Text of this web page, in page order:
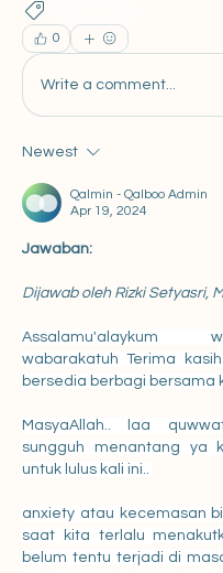
0
Write a comment...
Newest
Qalmin - Qalboo Admin
Apr 19, 2024
Jawaban:
Dijawab oleh Rizki Setyasri,
Assalamu'alaykum
wabarakatuh Terima
bersedia berbagi bersama
MasyaAllah.. laa
sungguh menantang ya
untuk lulus kali ini..
anxiety atau kecemasan
saat kita terlalu
belum tentu terjadi di